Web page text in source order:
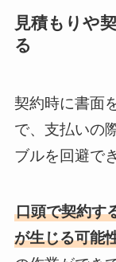
見積もりや
る
契約時に書面
で、支払いの
ブルを回避で
口頭で契約す
が生じる可能